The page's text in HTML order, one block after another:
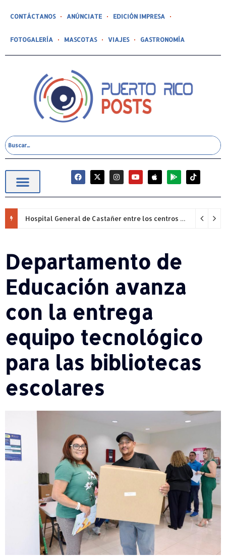
CONTÁCTANOS ANÚNCIATE EDICIÓN IMPRESA
FOTOGALERÍA MASCOTAS VIAJES GASTRONOMÍA
Hospital General de Castañer entre los centros de salud comunitarios con mejor desempeño clínico de Estados Unidos
Departamento de
Educación avanza
con la entrega
equipo tecnológico
para las bibliotecas
escolares